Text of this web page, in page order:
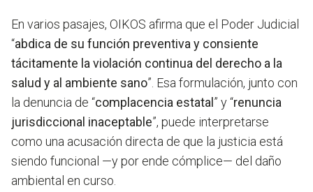
En varios pasajes, OIKOS afirma que el Poder Judicial
“abdica de su función preventiva y consiente
tácitamente la violación continua del derecho a la
salud y al ambiente sano”. Esa formulación, junto con
la denuncia de “complacencia estatal ” y “renuncia
jurisdiccional inaceptable”, puede interpretarse
como una acusación directa de que la justicia está
siendo funcional —y por ende cómplice— del daño
ambiental en curso.